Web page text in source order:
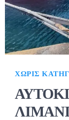
ΧΩΡΊΣ